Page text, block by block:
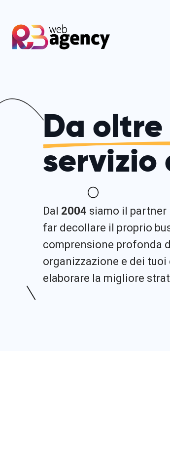
Da oltre
servizio
Dal 2004 siamo il partner
far decollare il proprio
comprensione profonda
organizzazione e dei
elaborare la migliore